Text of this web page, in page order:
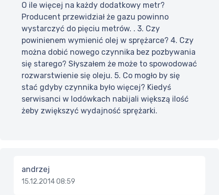
O ile więcej na każdy dodatkowy metr?
Producent przewidział że gazu powinno
wystarczyć do pięciu metrów. . 3. Czy
powinienem wymienić olej w sprężarce? 4. Czy
można dobić nowego czynnika bez pozbywania
się starego? Słyszałem że może to spowodować
rozwarstwienie się oleju. 5. Co mogło by się
stać gdyby czynnika było więcej? Kiedyś
serwisanci w lodówkach nabijali większą ilość
żeby zwiększyć wydajność sprężarki.
andrzej
15.12.2014 08:59